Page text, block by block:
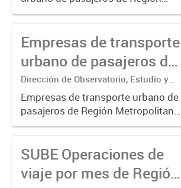
Buenos Aires - SUBE
Metropolitana de Buenos Aires
metro y colectivos. Empresas que
operan con SUBE .-
Empresas de transporte
urbano de pasajeros de
Región Metropolitana de
Buenos Aires - SUBE
Dirección de Observatorio, Estudio y
Sistemas – Ministerio de Transporte
Empresas de transporte urbano de
pasajeros de Región Metropolitana
de Buenos Aires incluyendo trenes,
Empresas que operan con
SUBE_x000D_ .-
SUBE Operaciones de
viaje por mes de Región